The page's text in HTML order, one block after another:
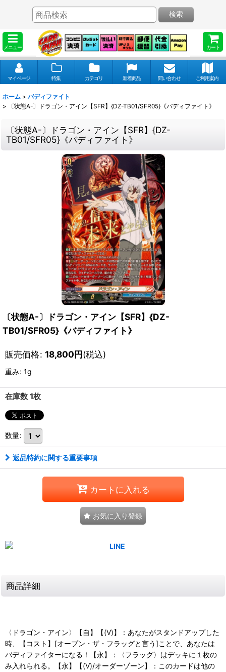
メニュー カート
検索
マイページ 特集 カテゴリ 新着商品 問い合わせ ご利用案内
ホーム > バディファイト
>
〔状態A-〕ドラゴン・アイン【SFR】{DZ-TB01/SFR05}《バディファイト》
〔状態A-〕ドラゴン・アイン【SFR】{DZ-
TB01/SFR05}《バディファイト》
〔状態A-〕ドラゴン・アイン【SFR】{DZ-
TB01/SFR05}《バディファイト》
販売価格: 18,800円(税込)
重み: 1g
在庫数 1枚
数量:
返品特約に関する重要事項
カートに入れる
お気に入り登録
商品詳細
〈ドラゴン・アイン〉【自】【(V)】：あなたがスタンドアップした
時、【コスト】[オープン・ザ・フラッグと言う]ことで、あなたは
バディファイターになる！【永】：〈フラッグ〉はデッキに１枚の
み入れられる。【永】【(V)/オーダーゾーン】：このカードは他の